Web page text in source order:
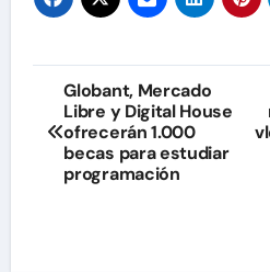
Navegación
de
entradas
Globant, Mercado
Libre y Digital House
ofrecerán 1.000
becas para estudiar
programación